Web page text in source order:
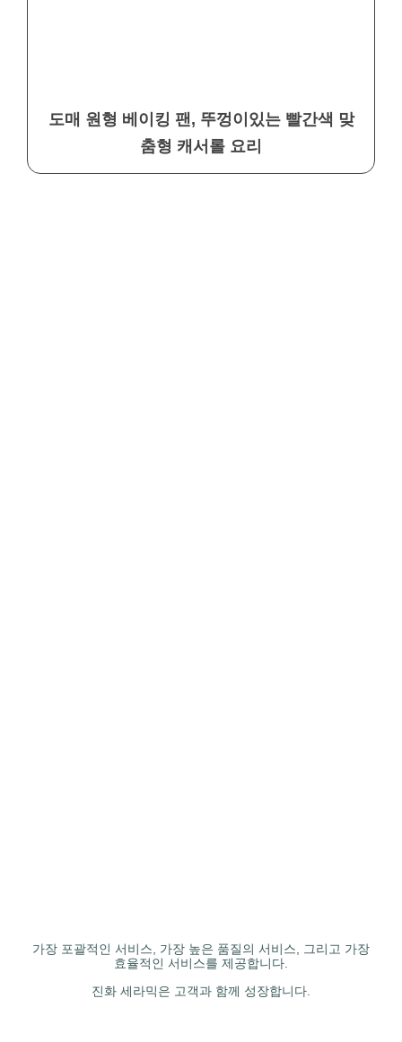
도매 원형 베이킹 팬, 뚜껑이있는 빨간색 맞
춤형 캐서롤 요리
가장 포괄적인 서비스, 가장 높은 품질의 서비스, 그리고 가장
효율적인 서비스를 제공합니다.
진화 세라믹은 고객과 함께 성장합니다.